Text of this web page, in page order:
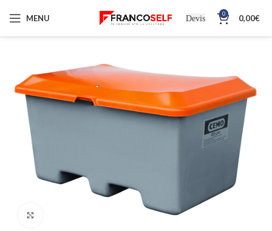
MENU Devis 0 0,00€